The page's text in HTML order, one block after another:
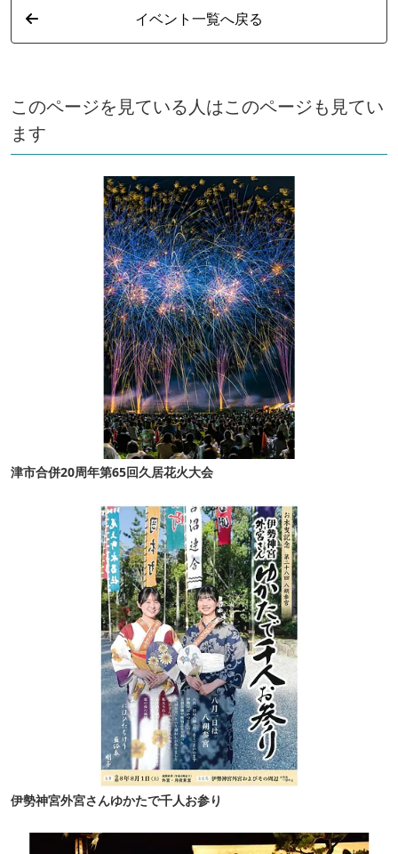
イベント一覧へ戻る
このページを見ている人はこのページも見てい
ます
津市合併20周年第65回久居花火大会
伊勢神宮外宮さんゆかたで千人お参り